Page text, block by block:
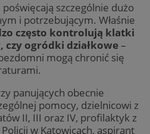
szczególnie dużo
i potrzebującym. Właśnie
często kontrolują klatki
czy ogródki działkowe–
mogą chronić się
panujących obecnie
pomocy, dzielnicowi z
II, III oraz IV, profilaktyk z
w Katowicach, aspirant